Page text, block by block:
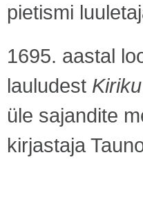
pietismi
1695. aastal
lauludest
üle sajandite
kirjastaja